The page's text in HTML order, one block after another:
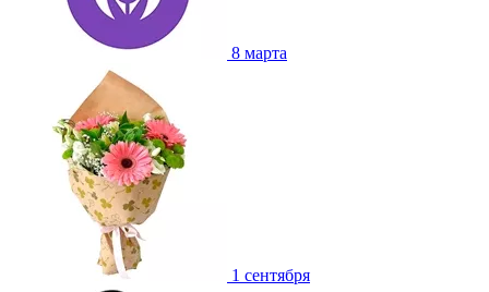
8 марта
1 сентября